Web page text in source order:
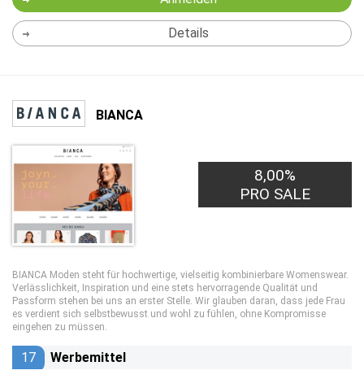
Details
BIANCA
8,00%
PRO SALE
BIANCA Moden steht für hochwertige, vielseitig kombinierbare Womenswear.
Verlässlichkeit, Inspiration und eine stets hervorragende Qualität und
Passform stehen bei uns an erster Stelle. Wir glauben daran, dass jede Frau
es verdient sich selbstbewusst und wohl zu fühlen, ohne Kompromisse
eingehen zu müssen.
17 Werbemittel